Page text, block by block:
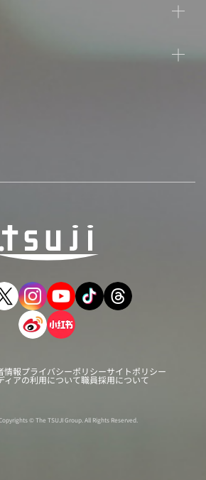
情報プライバシーポリシーサイトポリシー
ィアの利用について職員採用について
© The TSUJI Group. All Rights Reserved.